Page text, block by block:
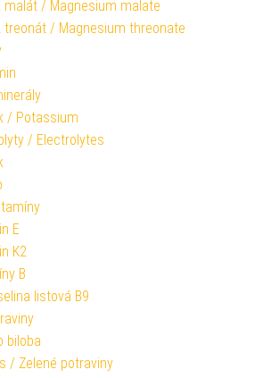
malát / Magnesium malate
treonát / Magnesium threonate
/ Potassium
/ Electrolytes
E
K2
B
listová B9
biloba
/ Zelené potraviny